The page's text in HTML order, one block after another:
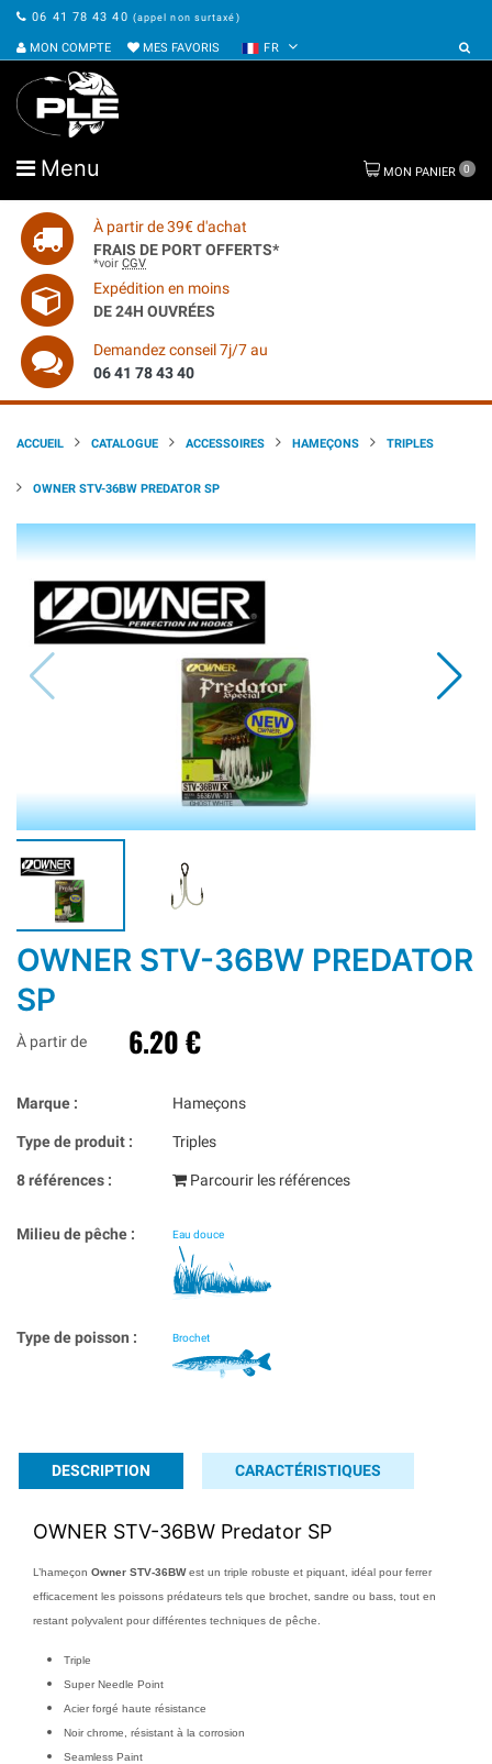
06 41 78 43 40 (appel non surtaxé)
MON COMPTE MES FAVORIS FR
Menu MON PANIER 0
À partir de 39€ d'achat
FRAIS DE PORT OFFERTS*
*voir CGV
Expédition en moins
DE 24H OUVRÉES
Demandez conseil 7j/7 au
06 41 78 43 40
ACCUEIL CATALOGUE ACCESSOIRES HAMEÇONS TRIPLES
OWNER STV-36BW PREDATOR SP
OWNER STV-36BW PREDATOR
SP
À partir de 6.20 €
Marque : Hameçons
Type de produit : Triples
8 références : Parcourir les références
Milieu de pêche : Eau douce
Type de poisson : Brochet
DESCRIPTION CARACTÉRISTIQUES
OWNER STV-36BW Predator SP
L’hameçon Owner STV‑36BWest un triple robuste et piquant, idéal pour ferrer
efficacement les poissons prédateurs tels que brochet, sandre ou bass, tout en
restant polyvalent pour différentes techniques de pêche.
Triple
Super Needle Point
Acier forgé haute résistance
Noir chrome, résistant à la corrosion
Seamless Paint